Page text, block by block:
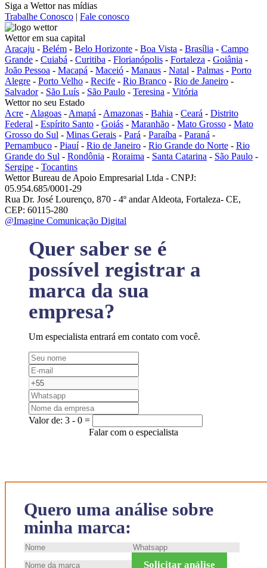
Quero uma análise sobre
minha marca:
Solicitar análise
Siga a Wettor nas mídias
Trabalhe Conosco | Fale conosco
Wettor em sua capital
Aracaju - Belém - Belo Horizonte - Boa Vista - Brasília - Campo
Grande - Cuiabá - Curitiba - Florianópolis - Fortaleza - Goiânia -
João Pessoa - Macapá - Maceió - Manaus - Natal - Palmas - Porto
Alegre - Porto Velho - Recife - Rio Branco - Rio de Janeiro -
Salvador- São Luís - São Paulo - Teresina - Vitória
Wettor no seu Estado
Acre - Alagoas - Amapá - Amazonas - Bahia - Ceará - Distrito
Federal - Espírito Santo - Goiás - Maranhão - Mato Grosso - Mato
Grosso do Sul - Minas Gerais - Pará - Paraíba - Paraná -
Pernambuco - Piauí- Rio de Janeiro - Rio Grande do Norte - Rio
Grande do Sul - Rondônia - Roraima - Santa Catarina - São Paulo -
Sergipe - Tocantins
Wettor Bureau de Apoio Empresarial Ltda - CNPJ:
05.954.685/0001-29
Rua Dr. José Lourenço, 870 - 4º andar Aldeota, Fortaleza- CE,
CEP: 60115-280
@Imagine Comunicação Digital
Quer saber se é
possível registrar a
marca da sua
empresa?
Um especialista entrará em contato com você.
Valor de: 3 - 0 =
Falar com o especialista